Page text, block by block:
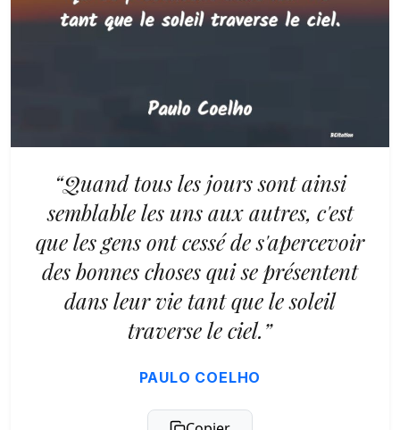
“Quand tous les jours sont ainsi
semblable les uns aux autres, c'est
que les gens ont cessé de s'apercevoir
des bonnes choses qui se présentent
dans leur vie tant que le soleil
traverse le ciel.”
PAULO COELHO